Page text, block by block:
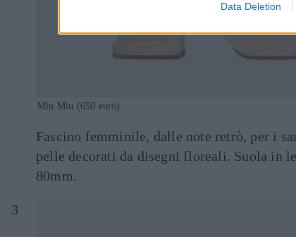
Data Deletion
Miu Miu (650 euro)
Fascino femminile, dalle note retrò, per i
pelle decorati da disegni floreali. Suola in
80mm.